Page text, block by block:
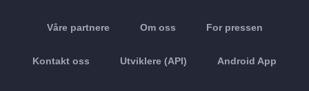
Våre partnere Om oss For pressen
Kontakt oss Utviklere (API) Android App